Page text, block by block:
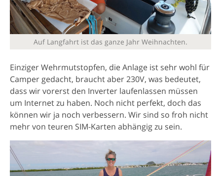
Auf Langfahrt ist das ganze Jahr Weihnachten.
Einziger Wehrmutstopfen, die Anlage ist sehr wohl für
Camper gedacht, braucht aber 230V, was bedeutet,
dass wir vorerst den Inverter laufenlassen müssen
um Internet zu haben. Noch nicht perfekt, doch das
können wir ja noch verbessern. Wir sind so froh nicht
mehr von teuren SIM-Karten abhängig zu sein.